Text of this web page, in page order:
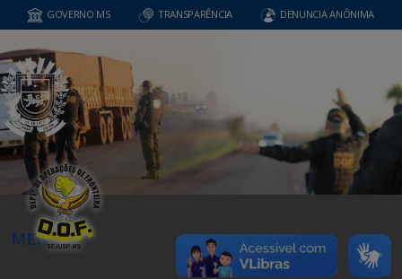
GOVERNO MS TRANSPARÊNCIA DENUNCIA ANÔNIMA
MENU